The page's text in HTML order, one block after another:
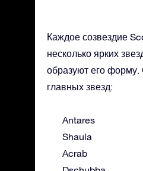
Каждое созвездие
несколько ярких
образуют его форму.
главных звезд:
Antares
Shaula
Acrab